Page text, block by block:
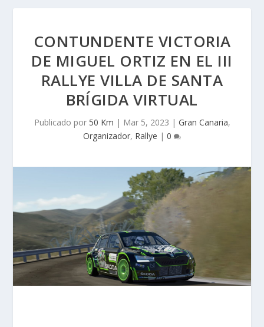
CONTUNDENTE VICTORIA
DE MIGUEL ORTIZ EN EL III
RALLYE VILLA DE SANTA
BRÍGIDA VIRTUAL
Publicado por 50 Km | Mar 5, 2023 | Gran Canaria,
Organizador, Rallye | 0